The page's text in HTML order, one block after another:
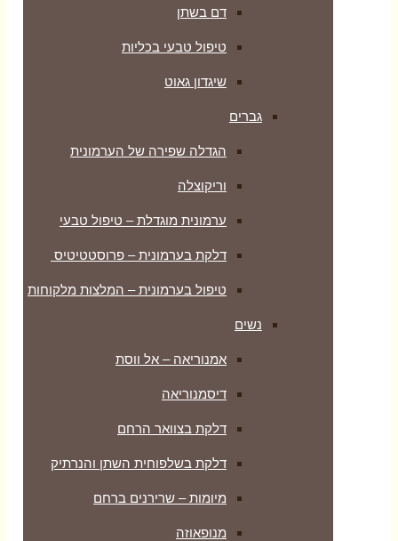
דם בשתן
טיפול טבעי בכליות
שיגדון גאוט
גברים
הגדלה שפירה של הערמונית
וריקוצלה
ערמונית מוגדלת – טיפול טבעי
דלקת בערמונית – פרוסטטיטיס
טיפול בערמונית – המלצות מלקוחות
נשים
אמנוריאה – אל ווסת
דיסמנוריאה
דלקת בצוואר הרחם
דלקת בשלפוחית השתן והנרתיק
מיומות – שרירנים ברחם
מנופאוזה